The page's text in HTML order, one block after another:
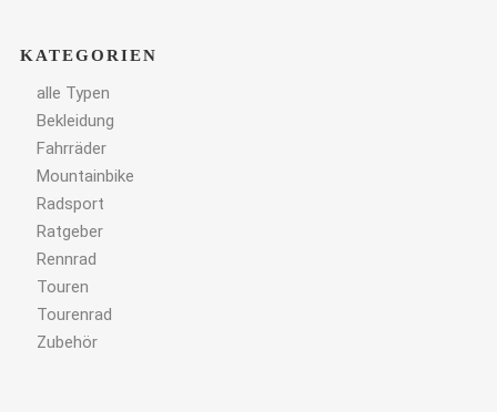
KATEGORIEN
alle Typen
Bekleidung
Fahrräder
Mountainbike
Radsport
Ratgeber
Rennrad
Touren
Tourenrad
Zubehör